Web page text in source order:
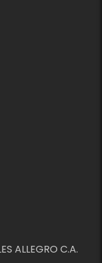
ALLEGRO C.A.